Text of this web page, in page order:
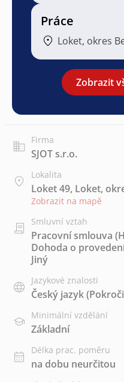
Práce
Loket, okres
Zobrazit
Firma
SJOT s.r.o.
Lokalita
Loket 49, Loket,
Zobrazit na mapě
Smluvní vztah
Pracovní smlouva
Dohoda o
Jiný
Jazykové znalosti
Český jazyk
Minimální vzdělání
Základní
Délka prac. poměru
na dobu neurčitou